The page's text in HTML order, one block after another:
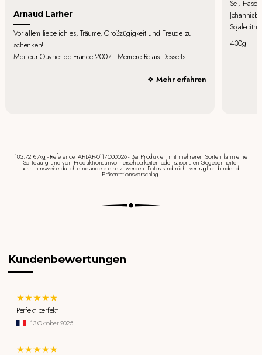
Arnaud Larher
Vor allem liebe ich es, Träume, Großzügigkeit und Freude zu
schenken!
Meilleur Ouvrier de France 2007 - Membre Relais Desserts
Mehr erfahren
Sel,
430g
183.72 €/kg - Reference: ARLAR-0117000026 - Bei Produkten mit mehreren Sorten kann eine
Sorte aufgrund von Produktionsunvorhersehbarkeiten oder saisonalen Gegebenheiten
ausnahmsweise durch eine andere ersetzt werden. Fotos sind nicht vertraglich bindend.
Präsentationsvorschlag.
Kundenbewertungen
Perfekt perfekt
13 Oktober 2025